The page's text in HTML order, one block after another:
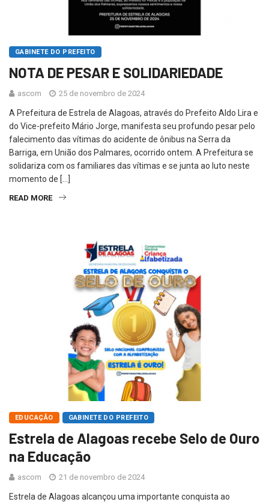
GABINETE DO PREFEITO
NOTA DE PESAR E SOLIDARIEDADE
ascom 25 de novembro de 2024
A Prefeitura de Estrela de Alagoas, através do Prefeito Aldo Lira e
do Vice-prefeito Mário Jorge, manifesta seu profundo pesar pelo
falecimento das vítimas do acidente de ônibus na Serra da
Barriga, em União dos Palmares, ocorrido ontem. A Prefeitura se
solidariza com os familiares das vítimas e se junta ao luto neste
momento de […]
READ MORE
EDUCAÇÃO GABINETE DO PREFEITO
Estrela de Alagoas recebe Selo de Ouro
na Educação
ascom 21 de novembro de 2024
Estrela de Alagoas alcançou uma importante conquista ao